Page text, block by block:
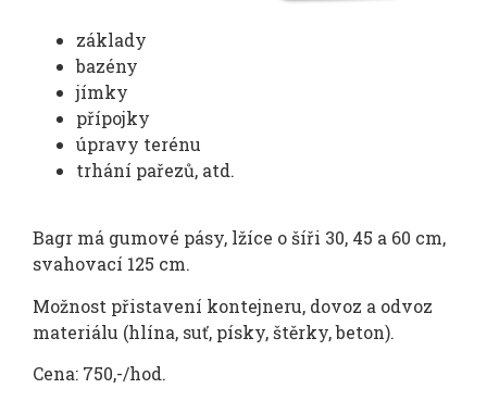
základy
bazény
jímky
přípojky
úpravy terénu
trhání pařezů, atd.
Bagr má gumové pásy, lžíce o šíři 30, 45 a 60 cm,
svahovací 125 cm.
Možnost přistavení kontejneru, dovoz a odvoz
materiálu (hlína, suť, písky, štěrky, beton).
Cena: 750,-/hod.